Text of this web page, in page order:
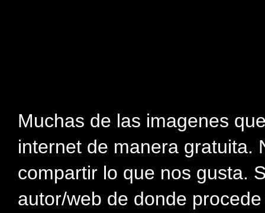
Muchas de las imagenes
internet de manera gratuita.
compartir lo que nos gusta.
autor/web de donde